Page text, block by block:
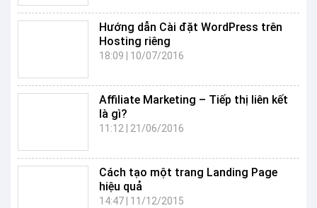
Hướng dẫn Cài đặt WordPress trên
Hosting riêng
18:09 10/07/2016
Affiliate Marketing – Tiếp thị liên kết
là gì?
11:12 21/06/2016
Cách tạo một trang Landing Page
hiệu quả
14:47| 11/12/2015